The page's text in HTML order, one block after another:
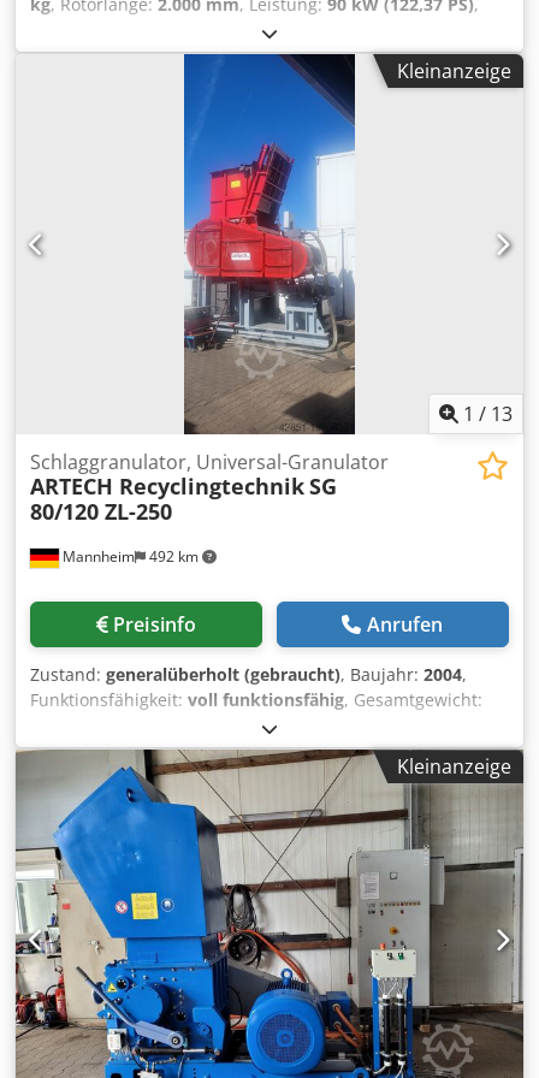
, Lindner Micromat MS 2000
Antriebsmotor : 90 kW ,400 V/50 Hz Schaltschrank:
komplett Stern/Dreieck Rotordrehzahl: bei 50 Hz ca. 80
U/min. Rotormesser: 80 Stk. Neu Rotormesserform:
Stumpfmesser 60 mm Einfuelloeffnung: LxB 2030 x 1650
mm Rotorlaenge: 2030 mm Rotorflugkreis: 560 mm
Abstreifkamm:ja Gegenmesser: ja Hydraulikaggregat:
komplett Siebkassette: Siebe nach Kundenwunsch
Credpfxewtbyro Agrsf Gesamtgewicht ca. 10,5 t
Abmessungen LxBxH mm: ca.4520 x2970 x 2660 mm
Besichtigung und Probelauf nach Vereinbarung moeglich.
inkl. Trichter Lieferzeit: sofort
Kleinanzeige
1 / 13
Mannheim 492 km
Schlaggranulator, Universal-Granulator
ARTECH RecyclingtechnikSG
80/120 ZL-250
Preisinfo Anrufen
Zustand: generalüberholt (gebraucht), Baujahr: 2004,
Funktionsfähigkeit: voll funktionsfähig, Gesamtgewicht:
, Rotordurchmesser:
mm, Leistung:250 kW (339,91 PS), Universal-Granulator,
Schlaggranulator , Codow Am Nqepfx Agrerf
Antriebsleistung: 250 kW, Schaltschrank mit
Frequenzumrichter (Baujahr 2019 ) Im 05.2023 wurde die
Rotorwelle durch eine Tauschwelle erneuert, incl. neue
Lager und Dichtungen. Rotorlänge: 1200 mm,
Rotordurchmesser: 800 mm, Messer-Anzahl /Rotor: 36
Stück, Messer-Anzahl/Stator: 4 x 6 Stück, 2 hydraulisch
drehbare Statoren mit je 2 Reihen Gegenmesser.
Feineinstellung der Messer erfolgt hydraulisch, an
laufender Maschine, Funktion 2: Grobverstellung der
Statoren um 180 ° Hydraulischer Nachdrücker,
Lagertemperatur-Überwachung, Zentralschmierung für die
Kleinanzeige